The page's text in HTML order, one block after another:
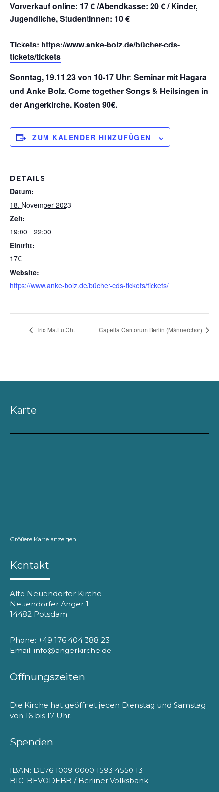
Vorverkauf online: 17 € /Abendkasse: 20 €/ Kinder,
Jugendliche, StudentInnen: 10 €
Tickets: https://www.anke-bolz.de/bücher-cds-
tickets/tickets
Sonntag, 19.11.23 von 10-17 Uhr: Seminar mit Hagara
und Anke Bolz.Come together Songs & Heilsingen in
der Angerkirche. Kosten 90€.
ZUM KALENDER HINZUFÜGEN
DETAILS
Datum:
18. November 2023
Zeit:
19:00 - 22:00
Eintritt:
17€
Website:
https://www.anke-bolz.de/bücher-cds-tickets/tickets/
Trio Ma.Lu.Ch. Capella Cantorum Berlin (Männerchor)
Karte
Größere Karte anzeigen
Kontakt
Alte Neuendorfer Kirche
Neuendorfer Anger 1
14482 Potsdam
Phone: +49 176 404 388 23
Email: info@angerkirche.de
Öffnungszeiten
Die Kirche hat geöffnet jeden Dienstag und Samstag
von 16 bis 17 Uhr.
Spenden
IBAN: DE76 1009 0000 1593 4550 13
BIC: BEVODEBB / Berliner Volksbank